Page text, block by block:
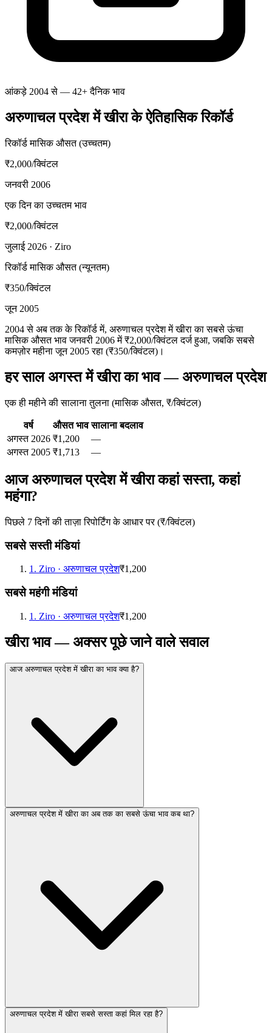
आंकड़े 2004 से — 42+ दैनिक भाव
अरुणाचल प्रदेश में खीरा के ऐतिहासिक रिकॉर्ड
रिकॉर्ड मासिक औसत (उच्चतम)
₹2,000/क्विंटल
जनवरी 2006
एक दिन का उच्चतम भाव
₹2,000/क्विंटल
जुलाई 2026 · Ziro
रिकॉर्ड मासिक औसत (न्यूनतम)
₹350/क्विंटल
जून 2005
2004 से अब तक के रिकॉर्ड में, अरुणाचल प्रदेश में खीरा का सबसे ऊंचा
मासिक औसत भाव जनवरी 2006 में ₹2,000/क्विंटल दर्ज हुआ, जबकि सबसे
कमज़ोर महीना जून 2005 रहा (₹350/क्विंटल)।
हर साल अगस्त में खीरा का भाव — अरुणाचल प्रदेश
एक ही महीने की सालाना तुलना (मासिक औसत, ₹/क्विंटल)
वर्ष औसत भाव सालाना बदलाव
अगस्त 2026 ₹1,200
—
अगस्त 2005 ₹1,713 —
आज अरुणाचल प्रदेश में खीरा कहां सस्ता, कहां
महंगा?
पिछले 7 दिनों की ताज़ा रिपोर्टिंग के आधार पर (₹/क्विंटल)
सबसे सस्ती मंडियां
1 . Ziro · अरुणाचल प्रदेश₹1,200
सबसे महंगी मंडियां
1 . Ziro · अरुणाचल प्रदेश₹1,200
खीरा भाव — अक्सर पूछे जाने वाले सवाल
आज अरुणाचल प्रदेश में खीरा का भाव क्या है?
अरुणाचल प्रदेश में खीरा का अब तक का सबसे ऊंचा भाव कब था?
अरुणाचल प्रदेश में खीरा सबसे सस्ता कहां मिल रहा है?